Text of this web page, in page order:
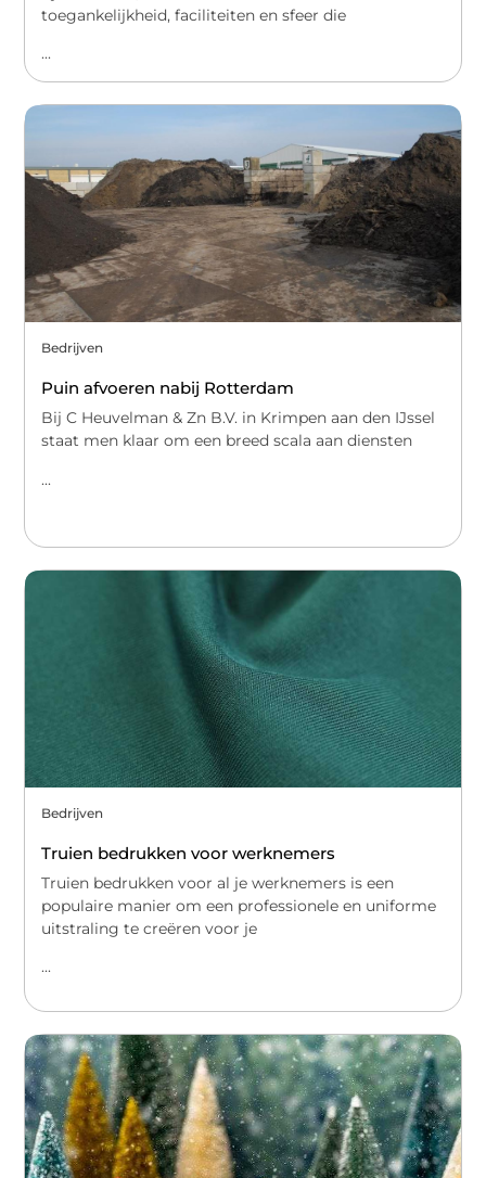
toegankelijkheid, faciliteiten en sfeer die
...
Bedrijven
Puin afvoeren nabij Rotterdam
Bij C Heuvelman & Zn B.V. in Krimpen aan den IJssel
staat men klaar om een breed scala aan diensten
...
Bedrijven
Truien bedrukken voor werknemers
Truien bedrukken voor al je werknemers is een
populaire manier om een professionele en uniforme
uitstraling te creëren voor je
...